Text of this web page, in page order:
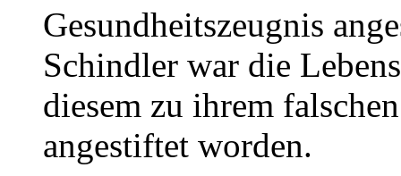
Gesundheitszeugnis
Schindler war die
diesem zu ihrem
angestiftet worden.